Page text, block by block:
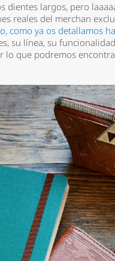
dientes largos, pero
reales del merchan
como ya os detallamos
su línea, su
que podremos